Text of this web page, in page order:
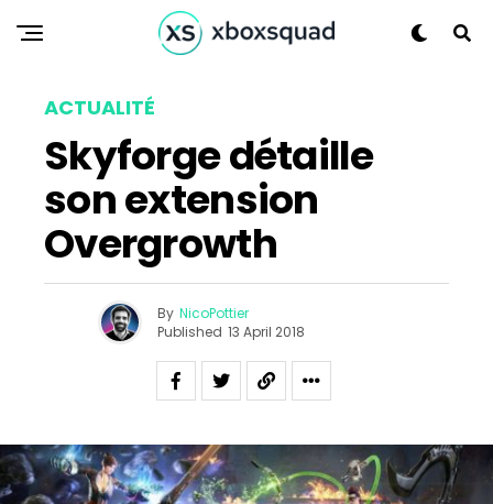
ACTUALITÉ
Skyforge détaille
son extension
Overgrowth
By NicoPottier
Published 13 April 2018
Reddit
Pinterest
Whatsapp
Email